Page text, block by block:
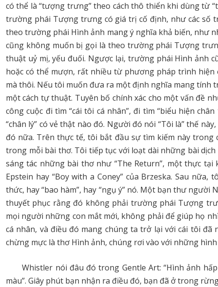
có thể là “tượng trưng” theo cách thô thiển khi dùng từ
trường phái Tượng trưng có giá trị cố định, như các số
theo trường phái Hình ảnh mang ý nghĩa khả biến, như
cũng không muốn bị gọi là theo trường phái Tượng
thuật uỷ mị, yếu đuối. Ngược lại, trường phái Hình ảnh
hoặc có thể mượn, rất nhiều từ phương pháp trình
mà thôi. Nếu tôi muốn đưa ra một định nghĩa mang tính
một cách tự thuật. Tuyên bố chính xác cho một vấn đề
công cuộc đi tìm “cái tôi cá nhân”, đi tìm “biểu hiện
“chân lý” có vẻ thật nào đó. Người đó nói “Tôi là” thế
đó nữa. Trên thực tế, tôi bắt đầu sự tìm kiếm này
trong mỗi bài thơ. Tôi tiếp tục với loạt dài những bài
sáng tác những bài thơ như “The Return”, một thực tại
Epstein hay “Boy with a Coney” của Brzeska. Sau
thức, hay “bao hàm”, hay “ngụ ý” nó. Một bạn thư
thuyết phục rằng đó không phải trường phái Tượng
mọi người những con mắt mới, không phải để giúp họ
cá nhân, và điều đó mang chúng ta trở lại với cái tôi
chừng mực là thơ Hình ảnh, chúng rơi vào với những
Whistler nói đâu đó trong Gentle Art: “Hình ảnh
màu”. Giây phút bạn nhận ra điều đó, bạn đã ở trong